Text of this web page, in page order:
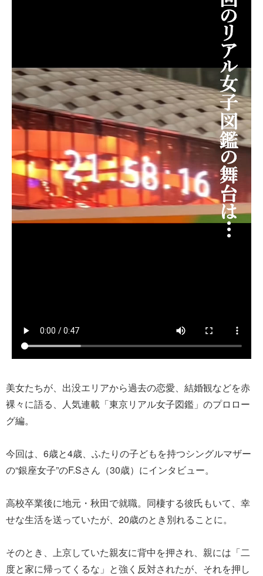
美女たちが、出没エリアから過去の恋愛、結婚観などを赤
裸々に語る、人気連載「東京リアル女子図鑑」のプロロー
グ編。
今回は、6歳と4歳、ふたりの子どもを持つシングルマザー
の“銀座女子”のF.Sさん（30歳）にインタビュー。
高校卒業後に地元・秋田で就職。同棲する彼氏もいて、幸
せな生活を送っていたが、20歳のとき別れることに。
そのとき、上京していた親友に背中を押され、親には「二
度と家に帰ってくるな」と強く反対されたが、それを押し